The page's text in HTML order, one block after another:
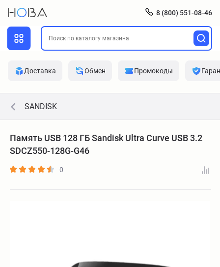
8 (800) 551-08-46
Доставка Обмен Промокоды
SANDISK
Память USB 128 ГБ Sandisk Ultra Curve USB 3.2
SDCZ550-128G-G46
0